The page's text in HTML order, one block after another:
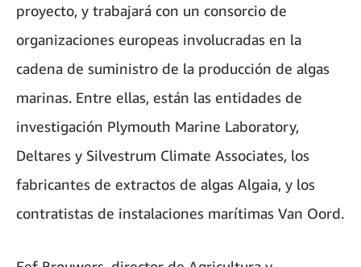
proyecto, y trabajará con un consorcio de
organizaciones europeas involucradas en la
cadena de suministro de la producción de algas
marinas. Entre ellas, están las entidades de
investigación Plymouth Marine Laboratory,
Deltares y Silvestrum Climate Associates, los
fabricantes de extractos de algas Algaia, y los
contratistas de instalaciones marítimas Van Oord.